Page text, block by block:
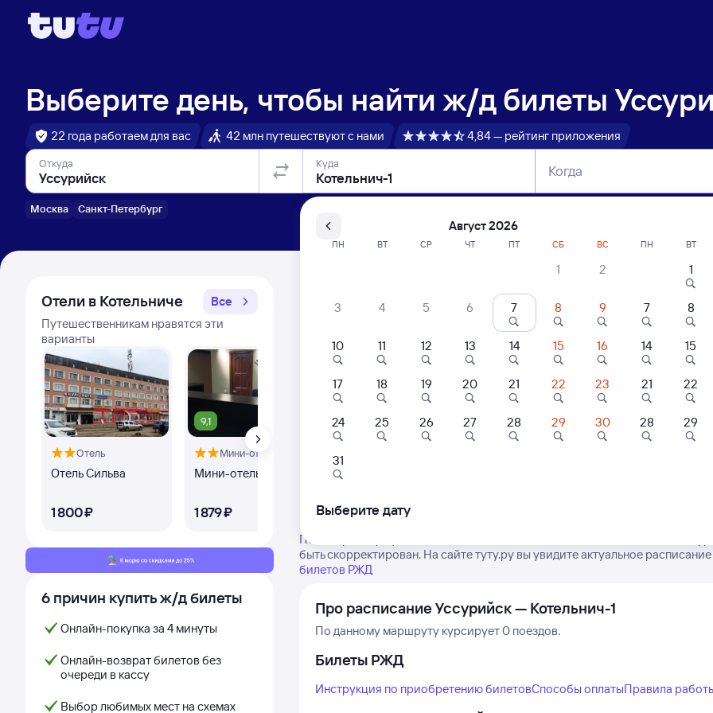
Выберите день, чтобы найти ж/д билеты
22 года работаем для вас 42 млн путешествуют с нами 4,84 — рейтинг приложения
Откуда
Москва Санкт-Петербург
Куда Когда
Отели в Котельниче
Все
Путешественникам нравятся эти
варианты
Отель
Отель Сильва
1 ⁠800 ⁠₽
9,1
Мини-отель
Мини-отель Сильва
1 ⁠879 ⁠₽
2-комнатная
2 ⁠000 ⁠₽
6 причин купить ж/д билеты
Онлайн-покупка за 4 минуты
Онлайн-возврат билетов без
очереди в кассу
Выбор любимых мест на схемах
Расписание поездов Уссурийск — Котельнич-1
Нет рейсов по этому
Посмотрите график движения поездов дальнего следования РЖД из
быть скорректирован. На сайте туту.ру вы увидите актуальное
билетов РЖД
Про расписание Уссурийск — Котельнич-1
По данному маршруту курсирует 0 поездов.
Билеты РЖД
Инструкция по приобретению билетовСпособы оплатыПравила
Август 2026
ПН ВТ СР ЧТ ПТ СБ ВС
1 2
3 4 5 6 7 8 9
10 11 12 13 14 15 16
17 18 19 20 21 22 23
24 25 26 27 28 29 30
31
ПН ВТ
1
7 8
14 15
21 22
28 29
Выберите дату